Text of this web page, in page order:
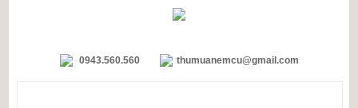
0943.560.560 thumuanemcu@gmail.com